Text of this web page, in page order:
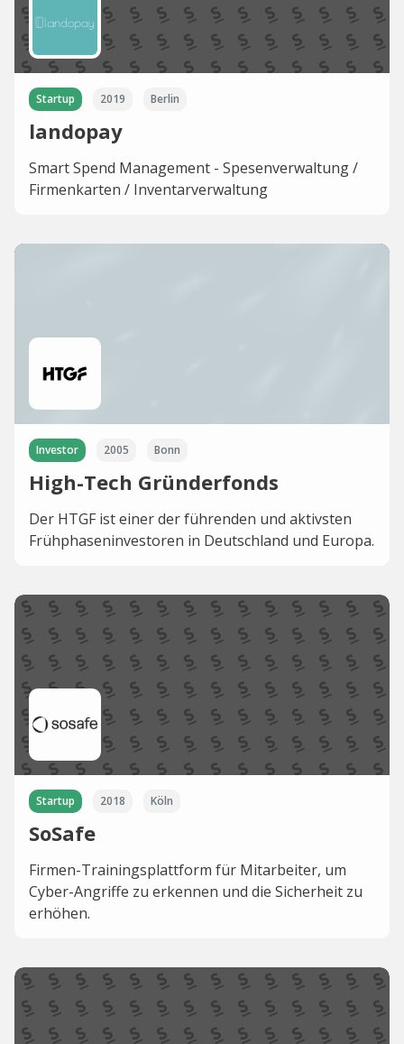
Startup 2019 Berlin
landopay
Smart Spend Management - Spesenverwaltung /
Firmenkarten / Inventarverwaltung
Investor 2005 Bonn
High-Tech Gründerfonds
Der HTGF ist einer der führenden und aktivsten
Frühphaseninvestoren in Deutschland und Europa.
Startup 2018 Köln
SoSafe
Firmen-Trainingsplattform für Mitarbeiter, um
Cyber-Angriffe zu erkennen und die Sicherheit zu
erhöhen.